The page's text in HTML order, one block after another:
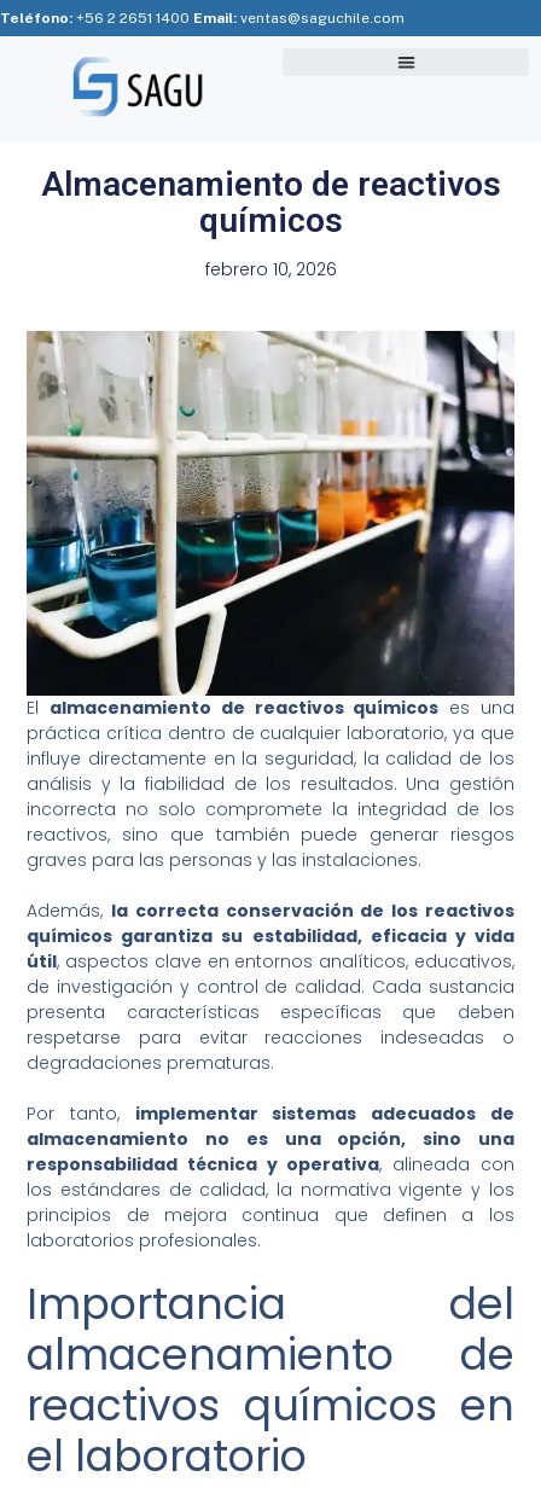
Teléfono: +56 2 2651 1400 Email: ventas@saguchile.com
Almacenamiento de reactivos
químicos
febrero 10, 2026
El almacenamiento de reactivos químicos es una
práctica crítica dentro de cualquier laboratorio, ya que
influye directamente en la seguridad, la calidad de los
análisis y la fiabilidad de los resultados. Una gestión
incorrecta no solo compromete la integridad de los
reactivos, sino que también puede generar riesgos
graves para las personas y las instalaciones.
Además, la correcta conservación de los reactivos
químicos garantiza su estabilidad, eficacia y vida
útil, aspectos clave en entornos analíticos, educativos,
de investigación y control de calidad. Cada sustancia
presenta características específicas que deben
respetarse para evitar reacciones indeseadas o
degradaciones prematuras.
Por tanto, implementar sistemas adecuados de
almacenamiento no es una opción, sino una
responsabilidad técnica y operativa, alineada con
los estándares de calidad, la normativa vigente y los
principios de mejora continua que definen a los
laboratorios profesionales.
Importancia del
almacenamiento de
reactivos químicos en
el laboratorio